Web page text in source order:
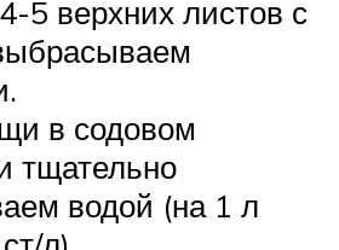
5 верхних листов с
в содовом
тщательно
водой (на 1 л